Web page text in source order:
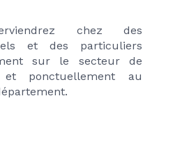
chez des
et des particuliers
sur le secteur de
et ponctuellement au